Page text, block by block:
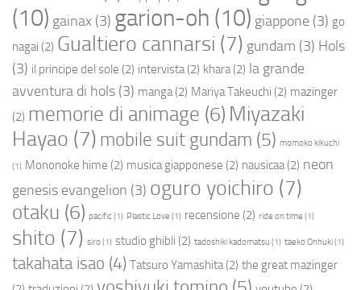
(10) gainax (3) garion-oh (10) giappone (3) go
nagai (2) Gualtiero cannarsi (7) gundam (3) Hols
(3) il principe del sole (2) intervista(2) khara(2) la grande
avventura di hols (3) manga(2) Mariya Takeuchi (2) mazinger
(2) memorie di animage (6) Miyazaki
Hayao (7) mobile suit gundam (5) momoko kikuchi
(1) Mononoke hime (2) musica giapponese (2) nausicaa(2) neon
genesis evangelion (3) oguro yoichiro (7)
otaku (6) pacific(1) Plastic Love (1) recensione (2) ride on time (1)
shito (7) siro(1) studio ghibli (2) tadoshiki kadomatsu (1) taeko Onhuki(1)
takahata isao (4) Tatsuro Yamashita(2) the great mazinger